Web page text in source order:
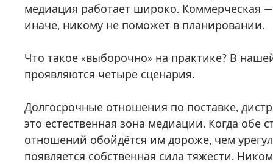
медиация работает широко. Коммерческая
иначе, никому не поможет в планировании.
Что такое «выборочно» на практике? В
проявляются четыре сценария.
Долгосрочные отношения по поставке,
это естественная зона медиации. Когда
отношений обойдётся им дороже, чем
появляется собственная сила тяжести.